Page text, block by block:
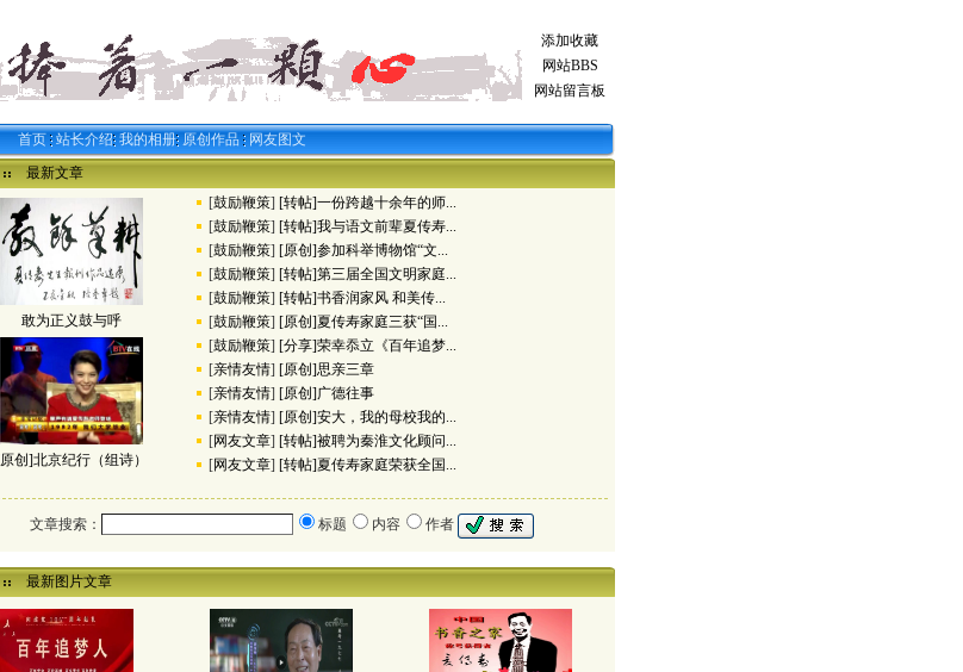
添加收藏
网站BBS
网站留言板
首页 站长介绍 我的相册 原创作品
网友图文
最新文章
敢为正义鼓与呼
创]北京纪行（组诗）
[鼓励鞭策] [转帖]一份跨越十余年的师...
[鼓励鞭策] [转帖]我与语文前辈夏传寿...
[鼓励鞭策] [原创]参加科举博物馆“文...
[鼓励鞭策] [转帖]第三届全国文明家庭...
[鼓励鞭策] [转帖]书香润家风 和美传...
[鼓励鞭策] [原创]夏传寿家庭三获“国...
[鼓励鞭策] [分享]荣幸忝立《百年追梦...
[亲情友情] [原创]思亲三章
[亲情友情] [原创]广德往事
[亲情友情] [原创]安大，我的母校我的...
[网友文章] [转帖]被聘为秦淮文化顾问...
[网友文章] [转帖]夏传寿家庭荣获全国...
文章搜索： 标题 内容 作者
最新图片文章